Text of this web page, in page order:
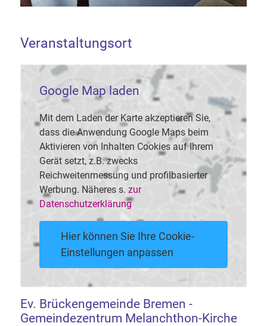
Veranstaltungsort
Google Map laden
Mit dem Laden der Karte akzeptieren Sie,
dass die Anwendung Google Maps beim
Aktivieren von Inhalten Cookies auf Ihrem
Gerät setzt, z.B. zwecks
Reichweitenmessung und profilbasierter
Werbung. Näheres s. zur
Datenschutzerklärung
Hier können Sie Ihre Cookie-
Einstellungen anpassen
Ev. Brückengemeinde Bremen -
Gemeindezentrum Melanchthon-Kirche